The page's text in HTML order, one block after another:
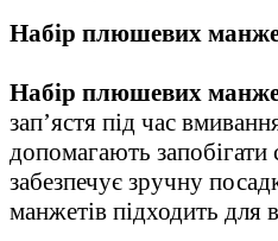
Набір плюшевих
Набір плюшевих
зап’ястя під час
допомагають
забезпечує зручну
манжетів підходить для